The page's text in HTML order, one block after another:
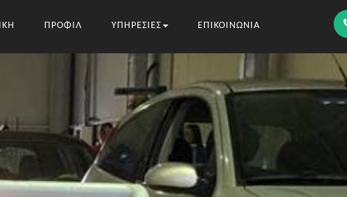
ΠΡΟΦΙΛ ΥΠΗΡΕΣΙΕΣ ΕΠΙΚΟΙΝΩΝΙΑ